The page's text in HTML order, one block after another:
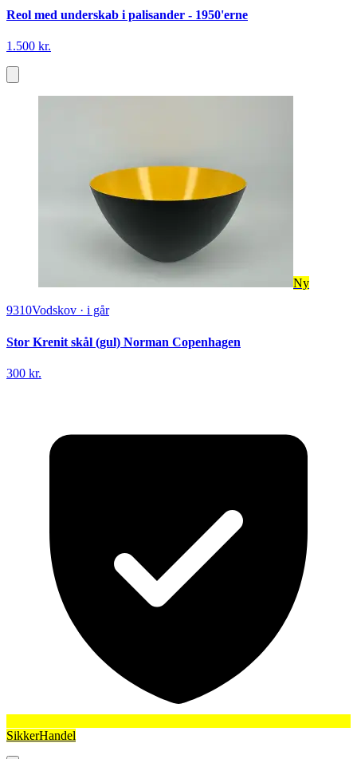
Reol med underskab i palisander - 1950'erne
1.500 kr.
Ny
9310Vodskov · i går
Stor Krenit skål (gul) Norman Copenhagen
300 kr.
SikkerHandel